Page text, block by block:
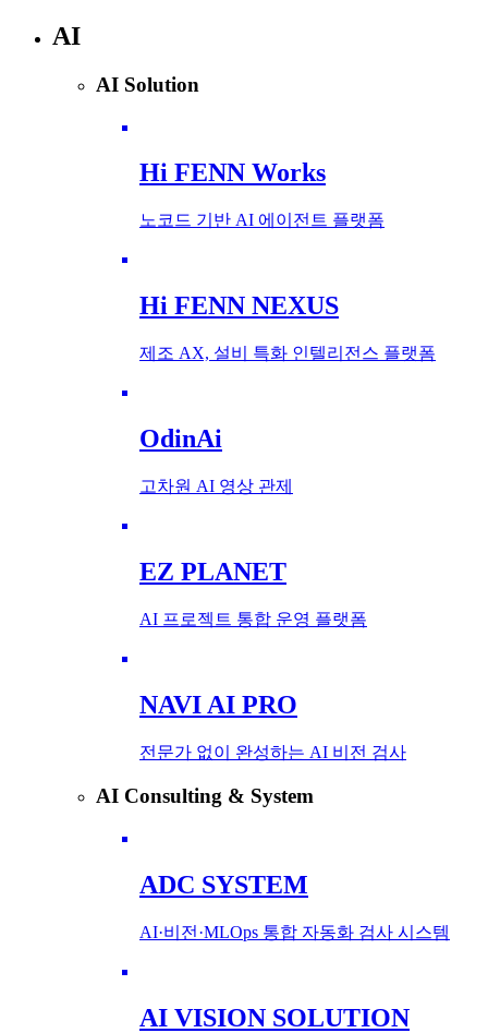
AI
AI Solution
Hi FENN Works
노코드 기반 AI 에이전트 플랫폼
Hi FENN NEXUS
제조 AX, 설비 특화 인텔리전스 플랫폼
OdinAi
고차원 AI 영상 관제
EZ PLANET
AI 프로젝트 통합 운영 플랫폼
NAVI AI PRO
전문가 없이 완성하는 AI 비전 검사
AI Consulting & System
ADC SYSTEM
AI·비전·MLOps 통합 자동화 검사 시스템
AI VISION SOLUTION